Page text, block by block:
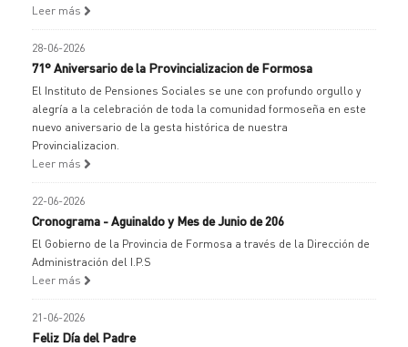
Leer más
28-06-2026
71° Aniversario de la Provincializacion de Formosa
El Instituto de Pensiones Sociales se une con profundo orgullo y
alegría a la celebración de toda la comunidad formoseña en este
nuevo aniversario de la gesta histórica de nuestra
Provincializacion.
Leer más
22-06-2026
Cronograma - Aguinaldo y Mes de Junio de 206
El Gobierno de la Provincia de Formosa a través de la Dirección de
Administración del I.P.S
Leer más
21-06-2026
Feliz Día del Padre